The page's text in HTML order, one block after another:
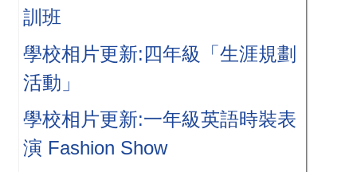
訓班
學校相片更新:四年級「生涯規劃
活動」
學校相片更新:一年級英語時裝表
演 Fashion Show